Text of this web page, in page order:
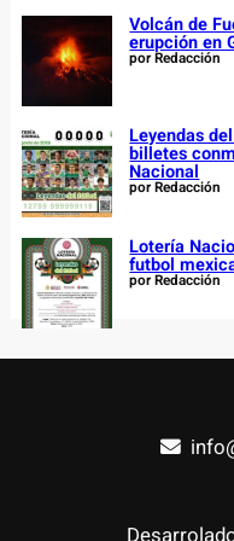
Volcán de
erupción en
por Redacción
Leyendas
billetes
Nacional
por Redacción
Lotería
futbol
por Redacción